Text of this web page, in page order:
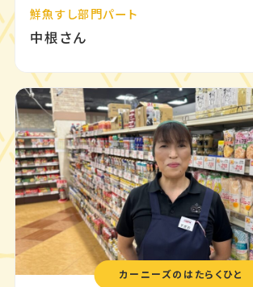
鮮魚すし部門パート
中根さん
カーニーズのはたらくひと